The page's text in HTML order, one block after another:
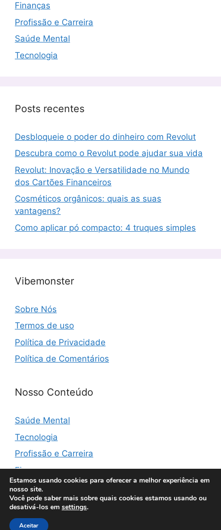
Finanças
Profissão e Carreira
Saúde Mental
Tecnologia
Posts recentes
Desbloqueie o poder do dinheiro com Revolut
Descubra como o Revolut pode ajudar sua vida
Revolut: Inovação e Versatilidade no Mundo
dos Cartões Financeiros
Cosméticos orgânicos: quais as suas
vantagens?
Como aplicar pó compacto: 4 truques simples
Vibemonster
Sobre Nós
Termos de uso
Política de Privacidade
Política de Comentários
Nosso Conteúdo
Saúde Mental
Tecnologia
Profissão e Carreira
Finanças
© 2026 Vibemonster
Estamos usando cookies para oferecer a melhor experiência em
nosso site.
Você pode saber mais sobre quais cookies estamos usando ou
desativá-los em settings.
Aceitar